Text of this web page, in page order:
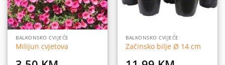
BALKONSKO CVIJEĆE
Milijun cvjetova
BALKONSKO CVIJEĆE
Začinsko bilje Ø 14 cm